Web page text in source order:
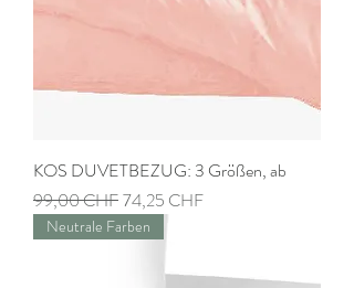
KOS DUVETBEZUG: 3 Größen, ab
Prix original
99,00 CHFPrix promotionnel
74,25 CHF
Neutrale Farben